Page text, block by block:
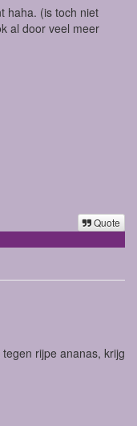
haha. (is toch niet
al door veel meer
Quote
rijpe ananas, krijg